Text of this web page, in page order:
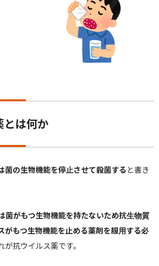
とは何か
菌の生物機能を停止させて殺菌する と書き
菌がもつ生物機能を持たないため抗生物質
がもつ生物機能を止める薬剤を服用する必
が抗ウイルス薬です。